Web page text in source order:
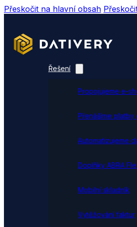
Přeskočit na hlavní obsah
Řešení
Propojujeme e-
Přenášíme
Automatizujeme
Doplňky ABRA
Mobilní skladník
Vytěžování faktur